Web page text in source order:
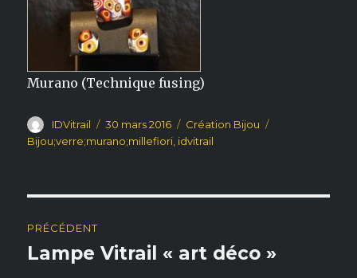
Murano (Technique fusing)
Auteur
IDVitrail
Publié
le
30 mars 2016 Catégories
Création Bijou
Bijou;verre;murano;millefiori, idvitrail
de
PRÉCÉDENT
Publication
Lampe Vitrail « art déco »